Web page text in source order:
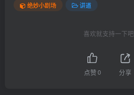
绝妙小剧场 讲道
喜欢就支持一下吧
点赞0 分享